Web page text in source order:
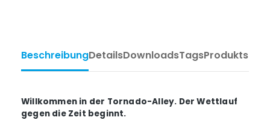
BeschreibungDetailsDownloadsTags
Willkommen in der Tornado-Alley. Der Wettlauf
gegen die Zeit beginnt.